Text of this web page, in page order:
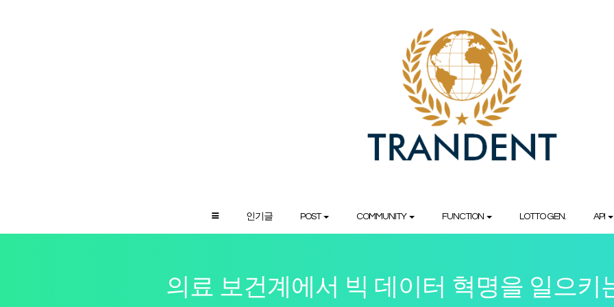
인기글 POST COMMUNITY FUNCTION LOTTO GEN. API
의료 보건계에서 빅 데이터 혁명을 일으키